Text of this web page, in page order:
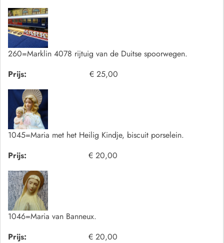
260=Marklin 4078 rijtuig van de Duitse spoorwegen.
Prijs:
€ 25,00
1045=Maria met het Heilig Kindje, biscuit porselein.
Prijs:
€ 20,00
1046=Maria van Banneux.
Prijs:
€ 20,00